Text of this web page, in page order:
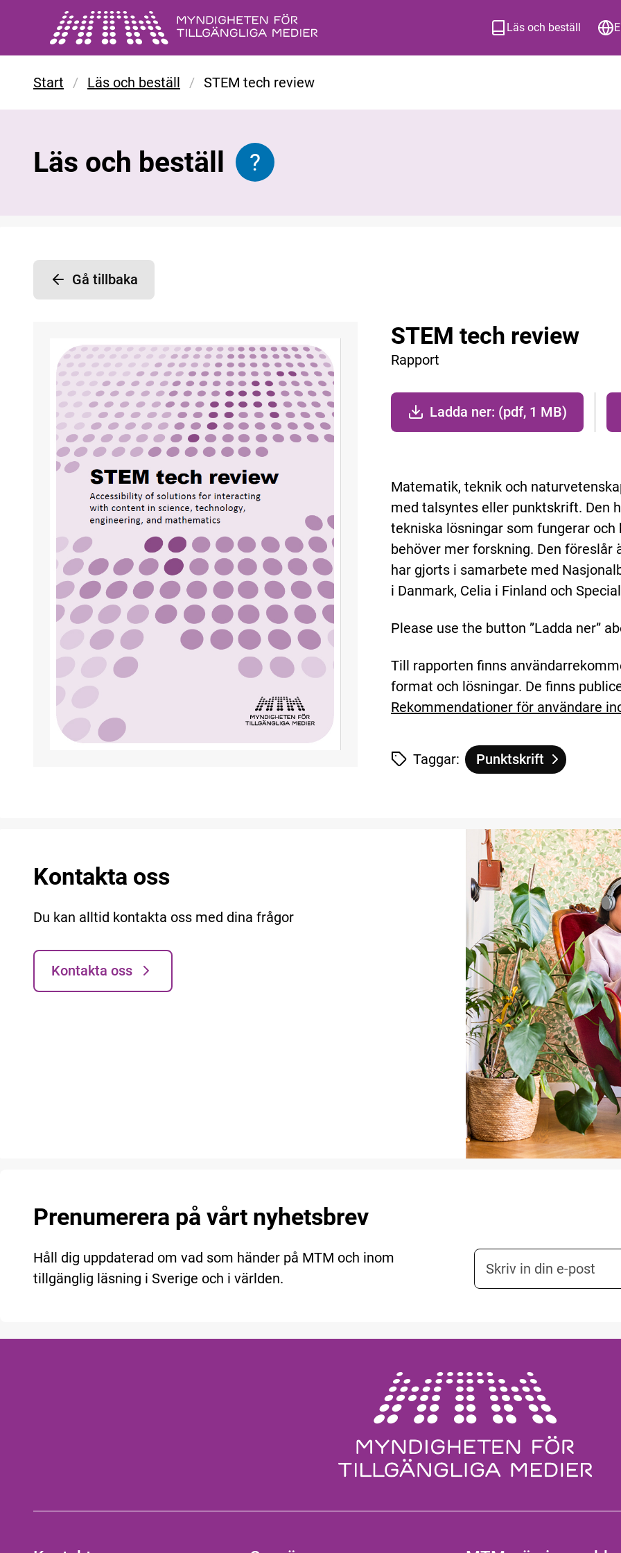
Gå till huvudinnehåll
Läs och beställ
Start / Läs och beställ / STEM tech review
Läs och beställ ?Information om hur du beställer
Gå tillbaka
STEM tech review
Rapport
Ladda ner: (pdf, 1 MB)
Matematik, teknik och
med talsyntes eller punktskrift. Den
tekniska lösningar som fungerar
behöver mer forskning. Den föreslår
har gjorts i samarbete med
i Danmark, Celia i Finland och
Please use the button ”Ladda ner”
Till rapporten finns
format och lösningar. De finns
Rekommendationer för användare
Taggar: Tagg
Punktskrift
tillhör
STEM tech review
Kontakta oss
Du kan alltid kontakta oss med dina frågor
Kontakta oss
Prenumerera på vårt nyhetsbrev
Håll dig uppdaterad om vad som händer på MTM och inom
tillgänglig läsning i Sverige och i världen.
E-postadress